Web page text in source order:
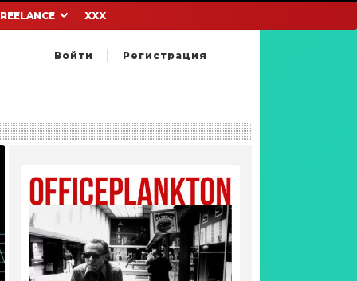
Войти Регистрация
XXX